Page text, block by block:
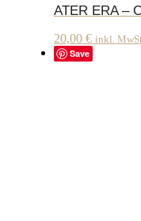
ATER ERA –
20,00 € inkl. MwSt.
Save